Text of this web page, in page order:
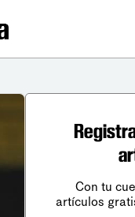
Con tu
artículos